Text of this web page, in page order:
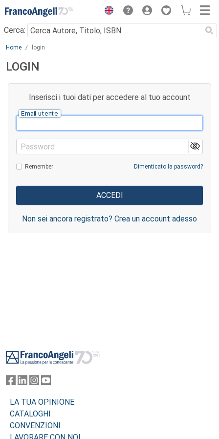
Menu
Cerca:
Main content
Home login
LOGIN
Inserisci i tuoi dati per accedere al tuo account
Email utente
Password
Remember Dimenticato la password?
Non sei ancora registrato? Crea un account adesso
LA TUA OPINIONE
CATALOGHI
CONVENZIONI